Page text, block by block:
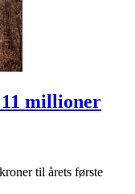
millioner
til årets første